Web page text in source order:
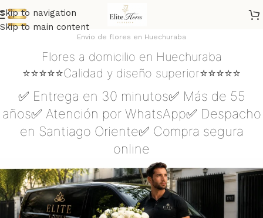
Skip to navigation
Skip to main content
Envio de flores en Huechuraba
Flores a domicilio en Huechuraba
⭐⭐⭐⭐⭐Calidad y diseño superior⭐⭐⭐⭐⭐
✅ Entrega en 30 minutos✅ Más de 55
años✅ Atención por WhatsApp✅ Despacho
en Santiago Oriente✅ Compra segura
online